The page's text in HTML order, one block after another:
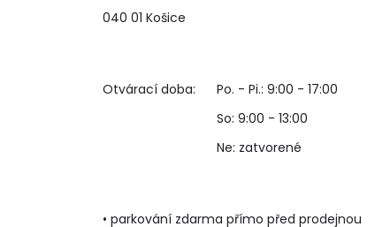
040 01 Košice
Otvárací doba:
Po. - Pi.: 9:00 - 17:00
So: 9:00 - 13:00
Ne: zatvorené
• parkování zdarma přímo před prodejnou